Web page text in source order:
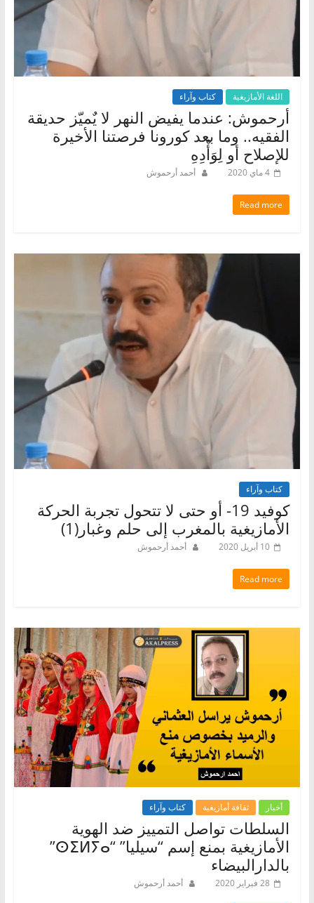
اللغة الأمازيغية كتاب وآراء
أرحموش: عندما يفيض النهر لا يٌميّز حديقة
الفقيه.. وما بعد كورونا فرصتنا الأخيرة
للإصلاح أو لِوَأْدِهِ
4 ماي 2020 أحمد أرحموش
Read more
كتاب وآراء
كوفيد 19- أو حتى لا تتحول تجربة الحركة
الأمازيغية بالمغرب إلى حلم وغبار(1)
10 أبريل 2020 أحمد أرحموش
Read more
أخبار ثقافة أمازيغية كتاب وآراء
السلطات تواصل التمييز ضد الهوية
الأمازيغية بمنع إسم “سيليا” “ⵙⵉⵍⵢⴰ”
بالدارالبيضاء
28 فبراير 2020 أحمد أرحموش